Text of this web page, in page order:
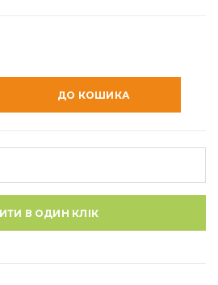
ДО КОШИКА
В ОДИН КЛІК